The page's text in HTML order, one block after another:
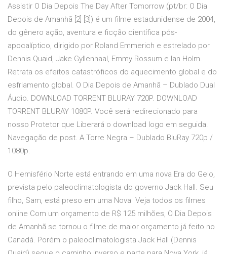
Assistir O Dia Depois The Day After Tomorrow (pt/br: O Dia
Depois de Amanhã [2] [3]) é um filme estadunidense de 2004,
do gênero ação, aventura e ficção científica pós-
apocalíptico, dirigido por Roland Emmerich e estrelado por
Dennis Quaid, Jake Gyllenhaal, Emmy Rossum e Ian Holm.
Retrata os efeitos catastróficos do aquecimento global e do
esfriamento global. O Dia Depois de Amanhã – Dublado Dual
Áudio. DOWNLOAD TORRENT BLURAY 720P. DOWNLOAD
TORRENT BLURAY 1080P. Você será redirecionado para
nosso Protetor que Liberará o download logo em seguida.
Navegação de post. A Torre Negra – Dublado BluRay 720p /
1080p.
O Hemisfério Norte está entrando em uma nova Era do Gelo,
prevista pelo paleoclimatologista do governo Jack Hall. Seu
filho, Sam, está preso em uma Nova Veja todos os filmes
online Com um orçamento de R$ 125 milhões, O Dia Depois
de Amanhã se tornou o filme de maior orçamento já feito no
Canadá. Porém o paleoclimatologista Jack Hall (Dennis